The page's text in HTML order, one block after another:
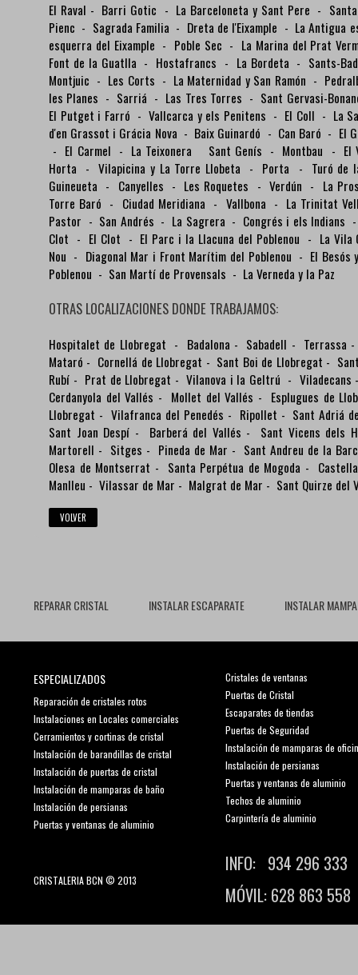
El Raval - Barri Gotic - La Barceloneta y Sant Pere -
Pienc - Sagrada Familia - Dreta de l'Eixample - La Antigua
esquerra del Eixample - Poble Sec - La Marina del Prat
Font de la Guatlla - Hostafrancs - La Bordeta - Sants-
Montjuic - Les Corts - La Maternidad y San Ramón -
les Planes - Sarriá - Las Tres Torres - Sant Gervasi-
El Putget i Farró - Vallcarca y els Penitens - El Coll - La
d'en Grassot i Grácia Nova - Baix Guinardó - Can Baró - El
- El Carmel - La Teixonera Sant Genís - Montbau - El
Horta -Vilapicina y La Torre Llobeta - Porta - Turó de
Guineueta - Canyelles - Les Roquetes -Verdún - La
Torre Baró - Ciudad Meridiana - Vallbona - La Trinitat
Pastor - San Andrés - La Sagrera - Congrés i els Indians
Clot - El Clot - El Parc i la Llacuna del Poblenou - La Vila
Nou - Diagonal Mar i Front Marítim del Poblenou - El Besós
Poblenou - San Martí de Provensals - La Verneda y la Paz
OTRAS LOCALIZACIONES DONDE TRABAJAMOS:
Hospitalet de Llobregat - Badalona - Sabadell - Terrassa
Mataró - Cornellá de Llobregat - Sant Boi de Llobregat -
Rubí - Prat de Llobregat -Vilanova i la Geltrú - Viladecans
Cerdanyola del Vallés - Mollet del Vallés - Esplugues de
Llobregat - Vilafranca del Penedés - Ripollet - Sant Adriá
Sant Joan Despí - Barberá del Vallés - Sant Vicens dels
Martorell - Sitges - Pineda de Mar - Sant Andreu de la
Olesa de Montserrat - Santa Perpétua de Mogoda -
Manlleu - Vilassar de Mar - Malgrat de Mar - Sant Quirze del
VOLVER
REPARAR CRISTAL INSTALAR ESCAPARATE INSTALAR
ESPECIALIZADOS
Reparación de cristales rotos
Instalaciones en Locales comerciales
Cerramientos y cortinas de cristal
Instalación de barandillas de cristal
Instalación de puertas de cristal
Instalación de mamparas de baño
Instalación de persianas
Puertas y ventanas de aluminio
CRISTALERIA BCN © 2013
Cristales de ventanas
Puertas de Cristal
Escaparates de tiendas
Puertas de Seguridad
Instalación de mamparas de
Instalación de persianas
Puertas y ventanas de aluminio
Techos de aluminio
Carpintería de aluminio
INFO: 934 296 333
MÓVIL: 628 863 558